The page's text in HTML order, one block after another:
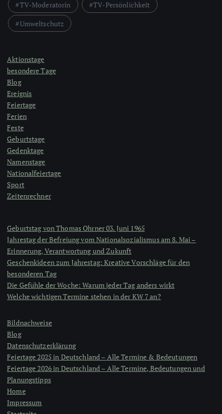
TV-Moderatorin
TV-Persönlichkeit
Umweltschutz
Aktionstage
besondere Tage
Blog
Ereignis
Feiertage
Ferien
Feste
Geburtstage
Gedenktage
Namenstage
Nationalfeiertage
Sport
Zeitenrechner
Geburtstag von Thomas Ohrner 03. Juni 1965
Jahrestag der Befreiung vom Nationalsozialismus am 8. Mai –
Erinnerung, Verantwortung und Zukunft
Geschenkideen zum Jahrestag: Kreative Vorschläge für den
besonderen Tag
Die Gefühle der Woche: Warum jeder Tag anders wirkt
Welche wichtigen Termine stehen in der KW 7 an?
Bildnachweise
Blog
Datenschutzerklärung
Feiertage 2025 in Deutschland – Alle Termine & Bedeutungen
Feiertage 2026 in Deutschland – Alle Termine, Bedeutungen und
Planungstipps
Home
Impressum